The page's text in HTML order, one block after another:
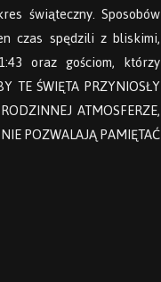
świąteczny. Sposobów
czas spędzili z bliskimi,
oraz gościom, którzy
TE ŚWIĘTA PRZYNIOSŁY
ATMOSFERZE,
POZWALAJĄ PAMIĘTAĆ